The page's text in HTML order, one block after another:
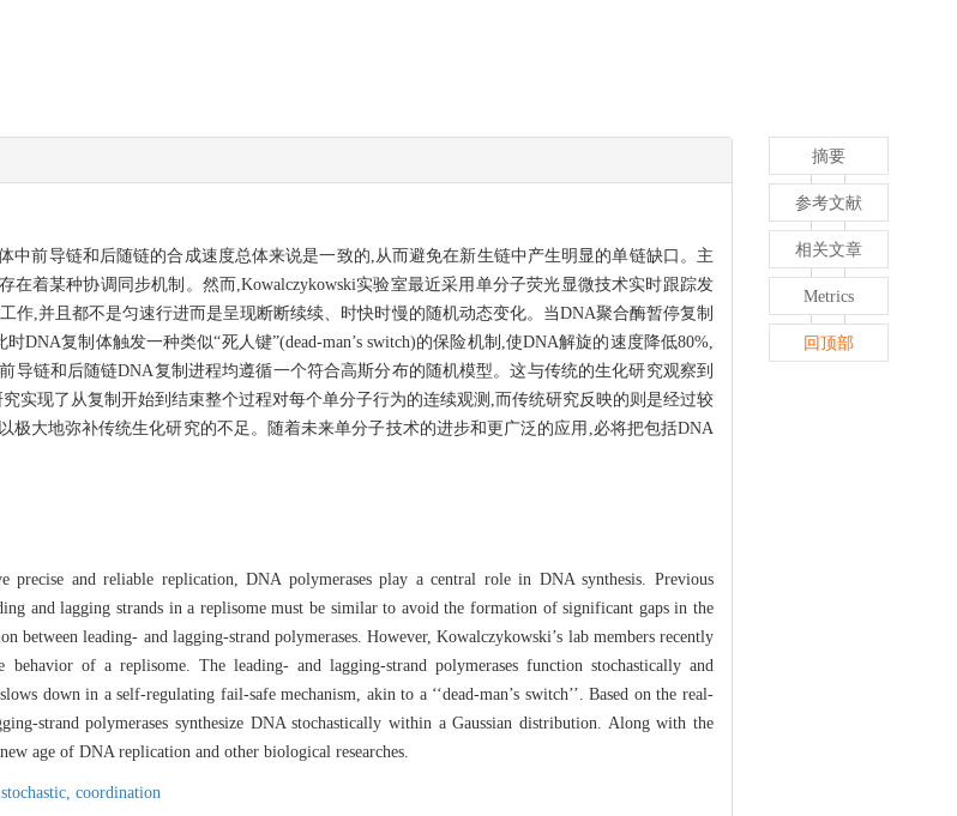
前导链和后随链的合成速度总体来说是一致的,从而避免在新生链中产生明显的单链缺口。主
着某种协调同步机制。然而,Kowalczykowski实验室最近采用单分子荧光显微技术实时跟踪发
,并且都不是匀速行进而是呈现断断续续、时快时慢的随机动态变化。当DNA聚合酶暂停复制
复制体触发一种类似“死人键”(dead-man’s switch)的保险机制,使DNA解旋的速度降低80%,
链和后随链DNA复制进程均遵循一个符合高斯分布的随机模型。这与传统的生化研究观察到
实现了从复制开始到结束整个过程对每个单分子行为的连续观测,而传统研究反映的则是经过较
大地弥补传统生化研究的不足。随着未来单分子技术的进步和更广泛的应用,必将把包括DNA
and reliable replication, DNA polymerases play a central role in DNA synthesis. Previous
and lagging strands in a replisome must be similar to avoid the formation of significant gaps in the
between leading- and lagging-strand polymerases. However, Kowalczykowski’s lab members recently
behavior of a replisome. The leading- and lagging-strand polymerases function stochastically and
down in a self-regulating fail-safe mechanism, akin to a ‘‘dead-man’s switch’’. Based on the real-
strand polymerases synthesize DNA stochastically within a Gaussian distribution. Along with the
age of DNA replication and other biological researches.
stochastic, coordination
摘要
参考文献
相关文章
Metrics
回顶部